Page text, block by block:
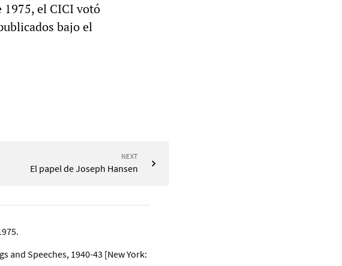
1975, el CICI votó
bajo el
NEXT
El papel de Joseph Hansen
and Speeches, 1940-43 [New York: